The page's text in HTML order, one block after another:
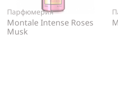
Парфюмерия
Montale Intense Roses
Musk